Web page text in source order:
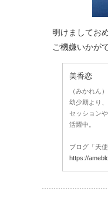
明けましてお
ご機嫌いかが
美香恋
（みかれん）
幼少期より
セッション
活躍中。
ブログ「天
https://